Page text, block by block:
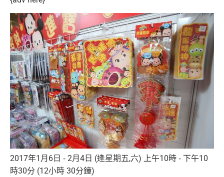
2017年1月6日 ‑ 2月4日 (逢星期五,六) 上午10時 ‑ 下午10
時30分 (12小時 30分鐘)